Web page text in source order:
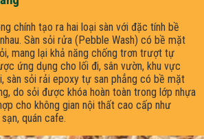
chính tạo ra hai loại sàn với đặc tính bề
Sàn sỏi rửa (Pebble Wash) có bề mặt
mang lại khả năng chống trơn trượt tự
ứng dụng cho lối đi, sân vườn, khu vực
sàn sỏi rải epoxy tự san phẳng có bề mặt
do sỏi được khóa hoàn toàn trong lớp nhựa
cho không gian nội thất cao cấp như
quán cafe.